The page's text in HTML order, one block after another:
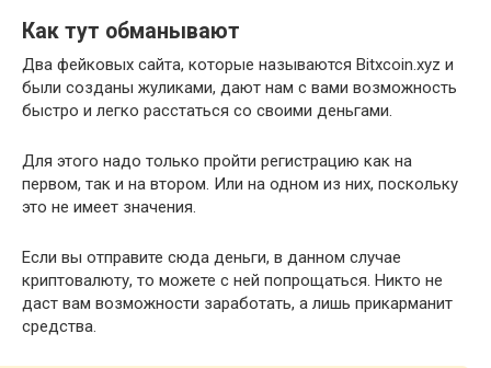
Как тут обманывают
Два фейковых сайта, которые называются Bitxcoin.xyz и
были созданы жуликами, дают нам с вами возможность
быстро и легко расстаться со своими деньгами.
Для этого надо только пройти регистрацию как на
первом, так и на втором. Или на одном из них, поскольку
это не имеет значения.
Если вы отправите сюда деньги, в данном случае
криптовалюту, то можете с ней попрощаться. Никто не
даст вам возможности заработать, а лишь прикарманит
средства.